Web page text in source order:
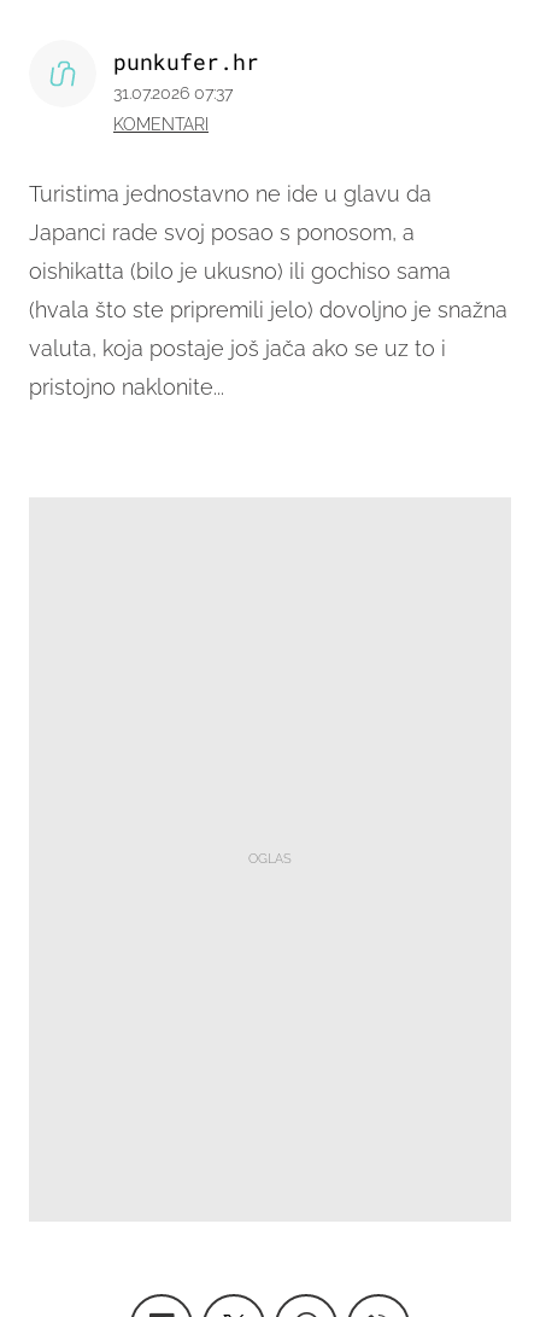
Turistima jednostavno ne ide u glavu da
Japanci rade svoj posao s ponosom, a
oishikatta (bilo je ukusno) ili gochiso sama
(hvala što ste pripremili jelo) dovoljno je snažna
valuta, koja postaje još jača ako se uz to i
pristojno naklonite...
punkufer.hr
31.07.2026 07:37
KOMENTARI